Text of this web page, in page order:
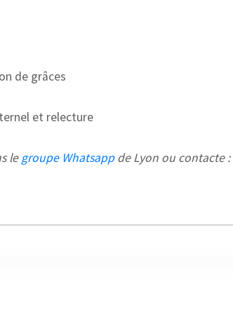
de grâces
et relecture
legroupe Whatsappde Lyon ou contacte :